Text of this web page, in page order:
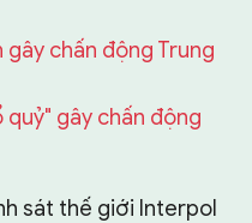
chấn động Trung
quỷ" gây chấn động
sát thế giới Interpol